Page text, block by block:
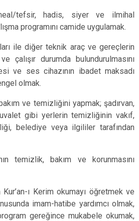
tefsir, hadis, siyer ve ilmihal
programını camide uygulamak.
ile diğer teknik araç ve gereçlerin
ve çalışır durumda bulundurulmasını
ve ses cihazının ibadet maksadı
olmak.
ve temizliğini yapmak; şadırvan,
gibi yerlerin temizliğinin vakıf,
belediye veya ilgililer tarafından
temizlik, bakım ve korunmasını
ı Kerim okumayı öğretmek ve
imam-hatibe yardımcı olmak,
gereğince mukabele okumak,